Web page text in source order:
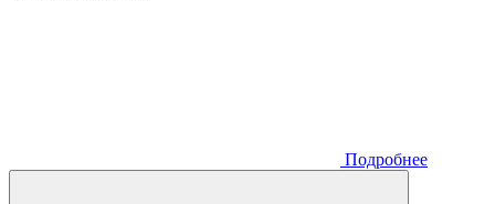
Подробнее